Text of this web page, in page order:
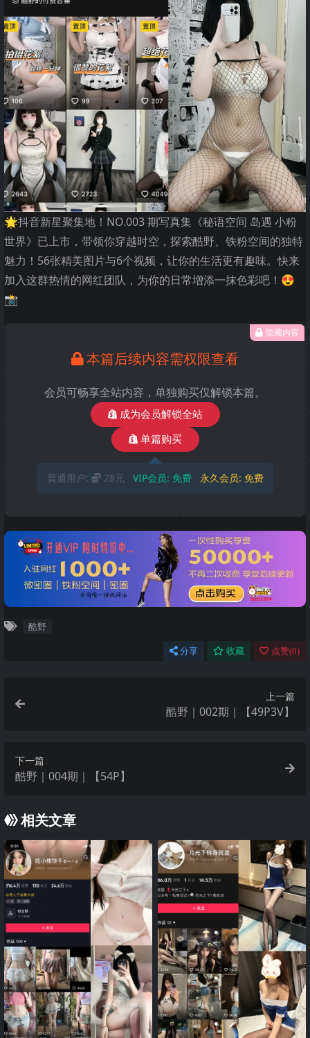
🌟抖音新星聚集地！NO.003 期写真集《秘语空间 岛遇 小粉
世界》已上市，带领你穿越时空，探索酷野、铁粉空间的独特
魅力！56张精美图片与6个视频，让你的生活更有趣味。快来
加入这群热情的网红团队，为你的日常增添一抹色彩吧！😍
📸
隐藏内容
本篇后续内容需权限查看
会员可畅享全站内容，单独购买仅解锁本篇。
成为会员解锁全站
单篇购买
普通用户: 28元 VIP会员: 免费 永久会员: 免费
酷野
分享 收藏 点赞(0)
上一篇
酷野｜002期｜【49P3V】
下一篇
酷野｜004期｜【54P】
相关文章